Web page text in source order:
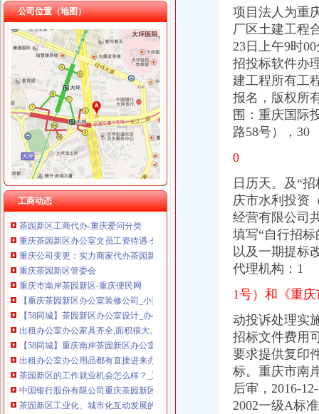
重庆市冰岛科技发展有限公司 渝沙50万 （进出口权）
重庆华康假肢矫形有限公司 渝中120万 （增资）
公司位置（地图）
工商动态
茶园新区办公司
重庆公司变更：实力商家代办茶园新区（经开区）工商注册\变更\注销-
（正在办理）茶园新区LNG气化站办事结果-重庆市城乡建设委员会
重庆茶园新区到南洋公司可乘坐公交车：345路-重庆公交车网
重庆南洋公司到茶园新区管委会可乘坐公交车：345路-重庆公交车网
茶园新区栋办公生态写字楼超低价,可自住,可返租-[中国招商网
中国重庆西部国际总部基地茶园新区总部办公区-导购-重庆乐居网
茶园新区工商代办-重庆爱问分类
重庆茶园新区办公室文员工资待遇-分享-职业圈
重庆公司变更：实力商家代办茶园新区（经开区）工商注册\变更\注销-
重庆茶园新区管委会
重庆市南岸茶园新区-重庆便民网
【重庆茶园新区办公室装修公司_小型办公室装修_办公室装修费用】-
【58同城】茶园新区办公室设计_办公室装修公司_办公室装修价格
出租办公室办公家具齐全,面积很大。,重庆南岸茶园新区租房-房
【58同城】重庆南岸茶园新区办公室搬迁_茶园新区公司搬家
出租办公室办公用品都有直接进来办公,重庆南岸茶园新区租房-房
茶园新区的工作就业机会怎么样？_重庆_天涯问答_天涯社区
中国银行股份有限公司重庆茶园新区支行
茶园新区工业化、城市化互动发展的思考doc下载_爱问共享资料
（正在办理）茶园新区LNG气化站办事结果-重庆市城乡建设委员会
项目法人为重
厂区土建工程
23日上午9时
招投标软件办
建工程所有工
报名，版权所
围：重庆国际
路58号），30
0
日历天。及“
庆市水利投资
经营有限公司
填写“自行招
以及一期提标
代理机构：1
1号）和《重
动投诉处理实
招标文件费用
要求提供复印
标。重庆市南
后审， 2016-
2002一级A标